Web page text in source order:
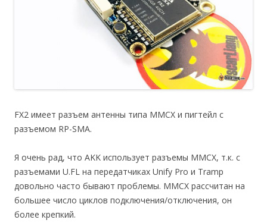
FX2 имеет разъем антенны типа MMCX и пигтейл с
разъемом RP-SMA.
Я очень рад, что AKK использует разъемы MMCX, т.к. с
разъемами U.FL на передатчиках Unify Pro и Tramp
довольно часто бывают проблемы. MMCX рассчитан на
большее число циклов подключения/отключения, он
более крепкий.